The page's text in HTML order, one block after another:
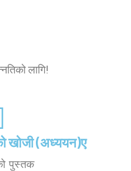
लागि!
खोजी (अध्ययन)ए
पुस्तक